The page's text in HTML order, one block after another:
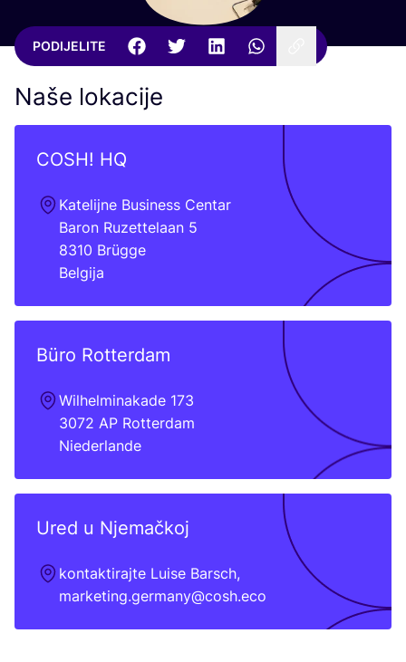
PODIJELITE
Naše lokacije
COSH! HQ
Kate­lij­ne Busi­ness Cen­tar
Baron Ruzet­te­la­an 5
8310 Brüg­ge
Bel­gi­ja
Büro Rotterdam
Wil­hel­mi­na­ka­de 173
3072 AP Rot­ter­dam
Nieder­lan­de
Ured u Njemačkoj
kon­tak­ti­raj­te Luise Barsch,
marketing.germany@cosh.eco